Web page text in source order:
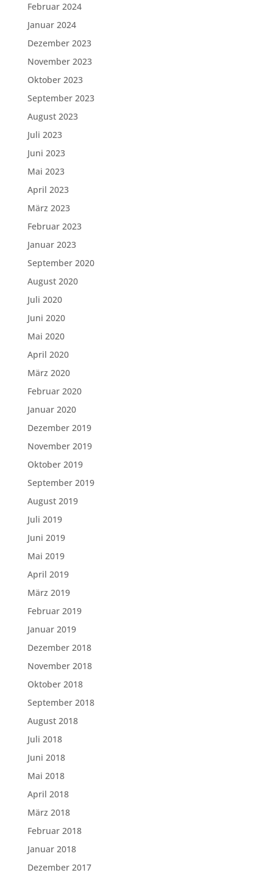
Februar 2024
Januar 2024
Dezember 2023
November 2023
Oktober 2023
September 2023
August 2023
Juli 2023
Juni 2023
Mai 2023
April 2023
März 2023
Februar 2023
Januar 2023
September 2020
August 2020
Juli 2020
Juni 2020
Mai 2020
April 2020
März 2020
Februar 2020
Januar 2020
Dezember 2019
November 2019
Oktober 2019
September 2019
August 2019
Juli 2019
Juni 2019
Mai 2019
April 2019
März 2019
Februar 2019
Januar 2019
Dezember 2018
November 2018
Oktober 2018
September 2018
August 2018
Juli 2018
Juni 2018
Mai 2018
April 2018
März 2018
Februar 2018
Januar 2018
Dezember 2017